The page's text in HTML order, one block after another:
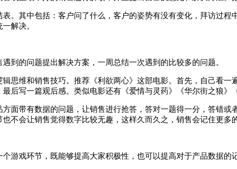
其中包括：客户问了什么，客户的姿势有没有变化，拜访过程
解决。
的问题提出解决方案，一周总结一次遇到的比较多的问题。
维和销售技巧。推荐《利欲两心》这部电影。首先，自己看一
后写一篇观后感。类似电影还有《爱情与灵药》《华尔街之狼》
带有数据的问题，让销售进行抢答，答对一题得一分，答错或
不会让销售觉得数字比较无趣，这样久而久之，销售会记住更多
戏环节，既能够提高大家积极性，也可以提高对于产品数据的